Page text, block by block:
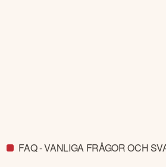
FAQ - VANLIGA FRÅGOR OCH